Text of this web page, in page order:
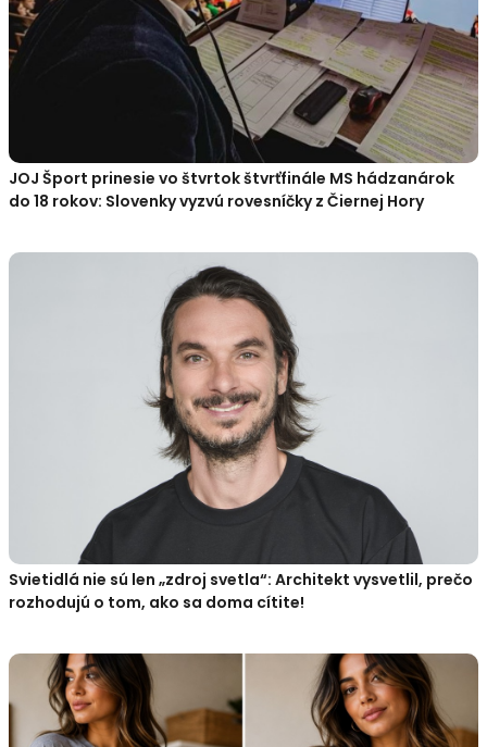
JOJ Šport prinesie vo štvrtok štvrťfinále MS hádzanárok
do 18 rokov: Slovenky vyzvú rovesníčky z Čiernej Hory
Svietidlá nie sú len „zdroj svetla“: Architekt vysvetlil, prečo
rozhodujú o tom, ako sa doma cítite!